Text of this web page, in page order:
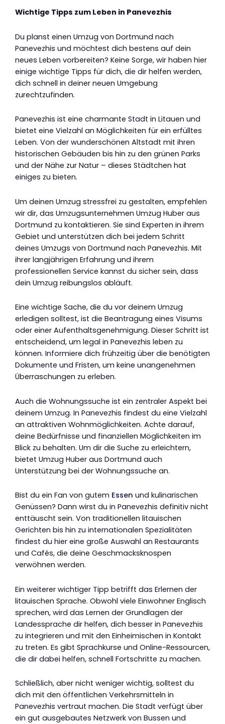
Wichtige Tipps zum Leben in Panevezhis
Du planst einen Umzug von Dortmund nach
Panevezhis und möchtest dich bestens auf dein
neues Leben vorbereiten? Keine Sorge, wir haben hier
einige wichtige Tipps für dich, die dir helfen werden,
dich schnell in deiner neuen Umgebung
zurechtzufinden.
Panevezhis ist eine charmante Stadt in Litauen und
bietet eine Vielzahl an Möglichkeiten für ein erfülltes
Leben. Von der wunderschönen Altstadt mit ihren
historischen Gebäuden bis hin zu den grünen Parks
und der Nähe zur Natur – dieses Städtchen hat
einiges zu bieten.
Um deinen Umzug stressfrei zu gestalten, empfehlen
wir dir, das Umzugsunternehmen Umzug Huber aus
Dortmund zu kontaktieren. Sie sind Experten in ihrem
Gebiet und unterstützen dich bei jedem Schritt
deines Umzugs von Dortmund nach Panevezhis. Mit
ihrer langjährigen Erfahrung und ihrem
professionellen Service kannst du sicher sein, dass
dein Umzug reibungslos abläuft.
Eine wichtige Sache, die du vor deinem Umzug
erledigen solltest, ist die Beantragung eines Visums
oder einer Aufenthaltsgenehmigung. Dieser Schritt ist
entscheidend, um legal in Panevezhis leben zu
können. Informiere dich frühzeitig über die benötigten
Dokumente und Fristen, um keine unangenehmen
Überraschungen zu erleben.
Auch die Wohnungssuche ist ein zentraler Aspekt bei
deinem Umzug. In Panevezhis findest du eine Vielzahl
an attraktiven Wohnmöglichkeiten. Achte darauf,
deine Bedürfnisse und finanziellen Möglichkeiten im
Blick zu behalten. Um dir die Suche zu erleichtern,
bietet Umzug Huber aus Dortmund auch
Unterstützung bei der Wohnungssuche an.
Bist du ein Fan von gutem Essen und kulinarischen
Genüssen? Dann wirst du in Panevezhis definitiv nicht
enttäuscht sein. Von traditionellen litauischen
Gerichten bis hin zu internationalen Spezialitäten
findest du hier eine große Auswahl an Restaurants
und Cafés, die deine Geschmacksknospen
verwöhnen werden.
Ein weiterer wichtiger Tipp betrifft das Erlernen der
litauischen Sprache. Obwohl viele Einwohner Englisch
sprechen, wird das Lernen der Grundlagen der
Landessprache dir helfen, dich besser in Panevezhis
zu integrieren und mit den Einheimischen in Kontakt
zu treten. Es gibt Sprachkurse und Online-Ressourcen,
die dir dabei helfen, schnell Fortschritte zu machen.
Schließlich, aber nicht weniger wichtig, solltest du
dich mit den öffentlichen Verkehrsmitteln in
Panevezhis vertraut machen. Die Stadt verfügt über
ein gut ausgebautes Netzwerk von Bussen und